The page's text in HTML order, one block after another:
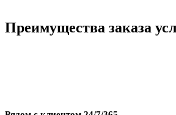
Преимущества заказа